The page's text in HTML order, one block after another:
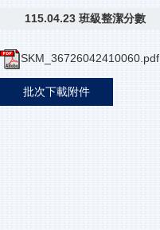
115.04.23 班級整潔分數
SKM_36726042410060.pdf
批次下載附件